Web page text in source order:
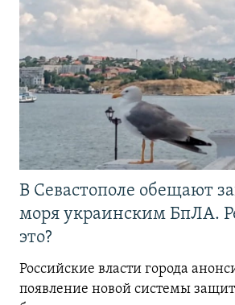
В Севастополе обещают
моря украинским БпЛА.
это?
Российские власти города
появление новой системы